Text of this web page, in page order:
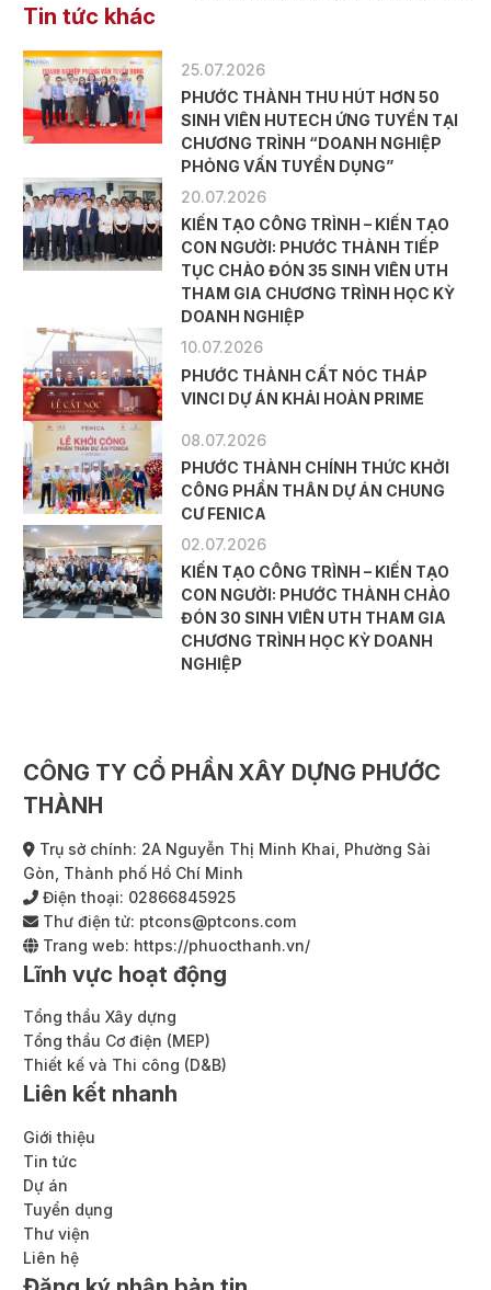
Tin tức khác
25.07.2026
PHƯỚC THÀNH THU HÚT HƠN 50
SINH VIÊN HUTECH ỨNG TUYỂN TẠI
CHƯƠNG TRÌNH “DOANH NGHIỆP
PHỎNG VẤN TUYỂN DỤNG”
20.07.2026
KIẾN TẠO CÔNG TRÌNH – KIẾN TẠO
CON NGƯỜI: PHƯỚC THÀNH TIẾP
TỤC CHÀO ĐÓN 35 SINH VIÊN UTH
THAM GIA CHƯƠNG TRÌNH HỌC KỲ
DOANH NGHIỆP
10.07.2026
PHƯỚC THÀNH CẤT NÓC THÁP
VINCI DỰ ÁN KHẢI HOÀN PRIME
08.07.2026
PHƯỚC THÀNH CHÍNH THỨC KHỞI
CÔNG PHẦN THÂN DỰ ÁN CHUNG
CƯ FENICA
02.07.2026
KIẾN TẠO CÔNG TRÌNH – KIẾN TẠO
CON NGƯỜI: PHƯỚC THÀNH CHÀO
ĐÓN 30 SINH VIÊN UTH THAM GIA
CHƯƠNG TRÌNH HỌC KỲ DOANH
NGHIỆP
CÔNG TY CỔ PHẦN XÂY DỰNG PHƯỚC
THÀNH
Trụ sở chính: 2A Nguyễn Thị Minh Khai, Phường Sài
Gòn, Thành phố Hồ Chí Minh
Điện thoại: 02866845925
Thư điện tử: ptcons@ptcons.com
Trang web: https://phuocthanh.vn/
Lĩnh vực hoạt động
Tổng thầu Xây dựng
Tổng thầu Cơ điện (MEP)
Thiết kế và Thi công (D&B)
Liên kết nhanh
Giới thiệu
Tin tức
Dự án
Tuyển dụng
Thư viện
Liên hệ